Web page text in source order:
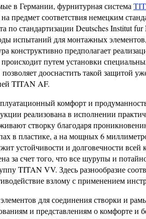
в Германии, фурнитурная система
предмет соответствия немецким
по стандартизации Deutsches Institut
испытаний для монтажных
конструктивно предполагает
путем установки
дооснастить такой защитой
TITAN AF.
комфорт и
реализована в исполнении
створку благодаря
в пластике, а на мощных 6
устойчивости и долговечности
за счет того, что все шурупы и
TITAN VV. Здесь разнообразие
взлому с применением
для соединения створки и
и представлениям о